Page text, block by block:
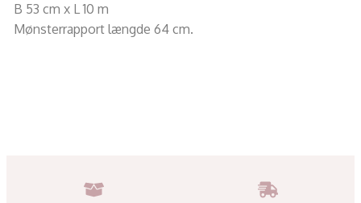
B 53 cm x L 10 m
Mønsterrapport længde 64 cm.